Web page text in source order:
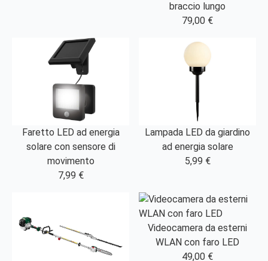
braccio lungo
79,00 €
Faretto LED ad energia
solare con sensore di
movimento
7,99 €
Lampada LED da giardino
ad energia solare
5,99 €
Videocamera da esterni
WLAN con faro LED
49,00 €